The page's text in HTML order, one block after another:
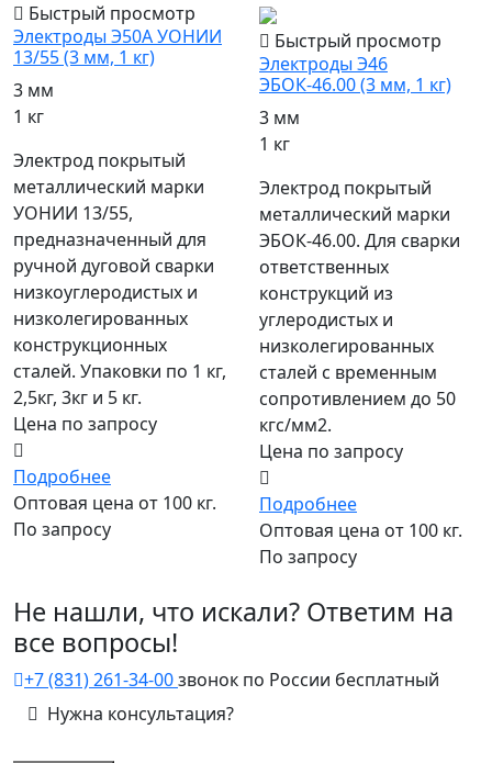
Быстрый просмотр
Электроды Э50А УОНИИ
13/55 (3 мм, 1 кг)
3 мм
1 кг
Электрод покрытый
металлический марки
УОНИИ 13/55,
предназначенный для
ручной дуговой сварки
низкоуглеродистых и
низколегированных
конструкционных
сталей. Упаковки по 1 кг,
2,5кг, 3кг и 5 кг.
Цена по запросу
Подробнее
Оптовая цена от 100 кг.
По запросу
Быстрый просмотр
Электроды Э46
ЭБОК-46.00 (3 мм, 1 кг)
3 мм
1 кг
Электрод покрытый
металлический марки
ЭБОК-46.00. Для сварки
ответственных
конструкций из
углеродистых и
низколегированных
сталей с временным
сопротивлением до 50
кгс/мм2.
Цена по запросу
Подробнее
Оптовая цена от 100 кг.
По запросу
Не нашли, что искали? Ответим на
все вопросы!
+7 (831) 261-34-00звонок по России бесплатный
Нужна консультация?